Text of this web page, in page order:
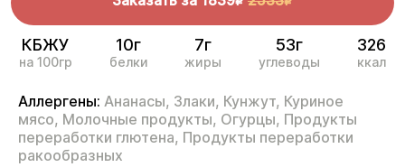
КБЖУ
на 100гр
10г
белки
7г
жиры
53г
углеводы
326
ккал
Аллергены: Ананасы, Злаки, Кунжут, Куриное
мясо, Молочные продукты, Огурцы, Продукты
переработки глютена, Продукты переработки
ракообразных